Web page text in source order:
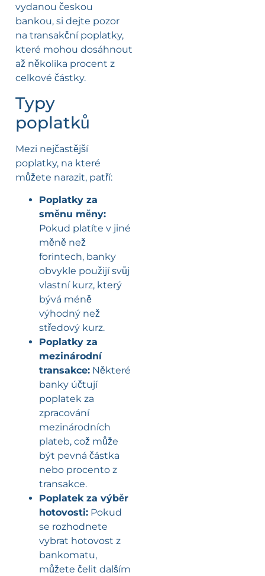
vydanou českou
bankou, si dejte pozor
na transakční poplatky,
které mohou dosáhnout
až několika procent z
celkové částky.
Typy
poplatků
Mezi nejčastější
poplatky, na které
můžete narazit, patří:
Poplatky za
směnu měny:
Pokud platíte v jiné
měně než
forintech, banky
obvykle použijí svůj
vlastní kurz, který
bývá méně
výhodný než
středový kurz.
Poplatky za
mezinárodní
transakce: Některé
banky účtují
poplatek za
zpracování
mezinárodních
plateb, což může
být pevná částka
nebo procento z
transakce.
Poplatek za výběr
hotovosti: Pokud
se rozhodnete
vybrat hotovost z
bankomatu,
můžete čelit dalším